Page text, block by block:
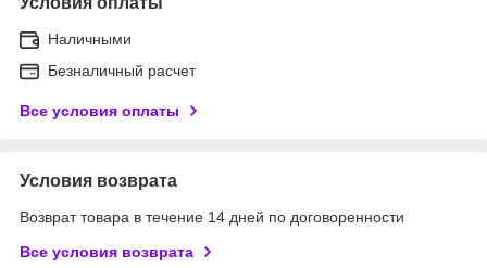
Наличными
Безналичный расчет
Все условия оплаты
Условия возврата
Возврат товара в течение 14 дней по договоренности
Все условия возврата